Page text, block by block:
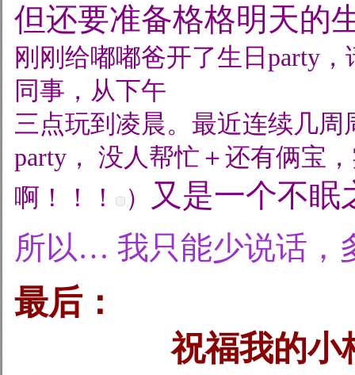
但还要准备格格明天的
刚刚给嘟嘟爸开了生日party
同事，从下午
三点玩到凌晨。最近连续几周
party， 没人帮忙＋还有俩宝
啊！！！
）
又是一个不
所以… 我只能少说话，
最后：
祝福我的小格